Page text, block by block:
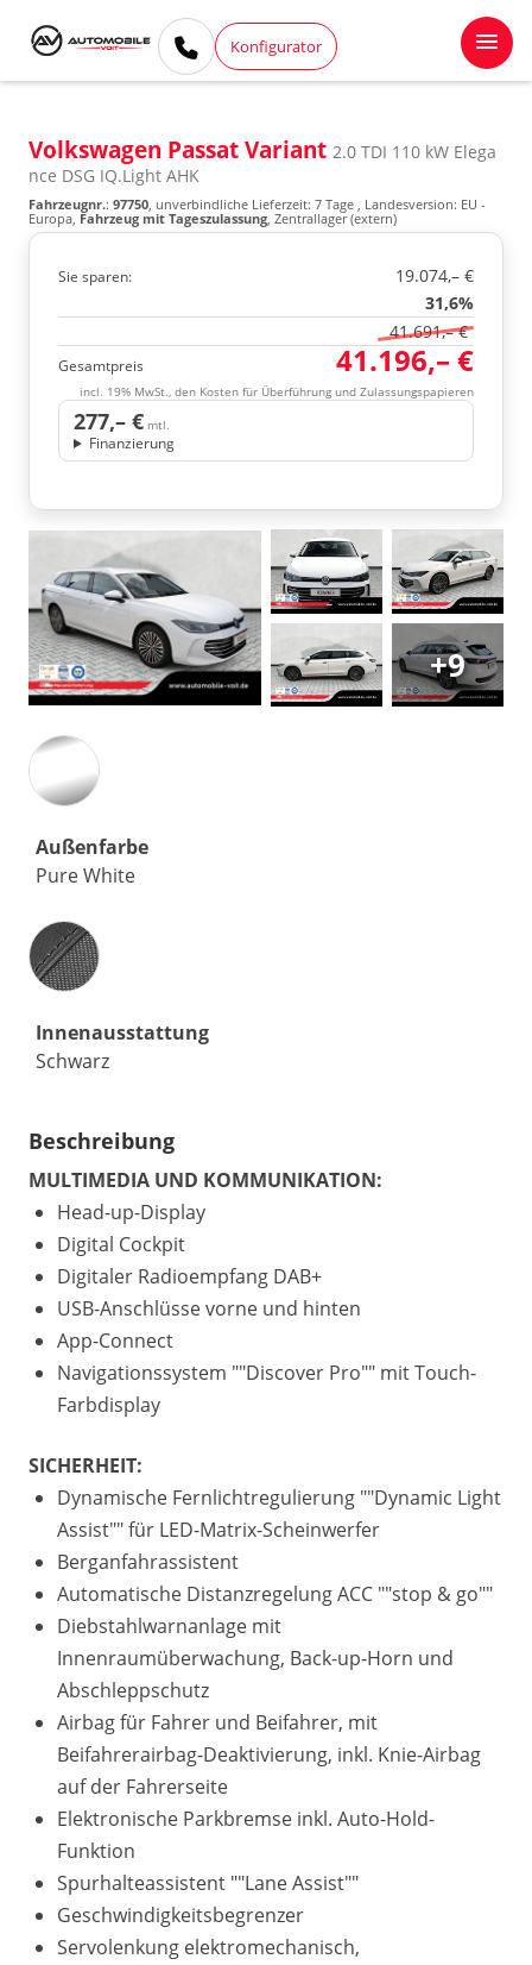
Konfigurator
Volkswagen Passat Variant 2.0 TDI 110 kW Elega
nce DSG IQ.Light AHK
Fahrzeugnr.: 97750, unverbindliche Lieferzeit: 7 Tage , Landesversion: EU -
Europa, Fahrzeug mit Tageszulassung, Zentrallager (extern)
Sie sparen:
19.074,– €
31,6%
41.691,– €
Gesamtpreis 41.196,– €
incl. 19% MwSt., den Kosten für Überführung und Zulassungspapieren
277,– € mtl.
Finanzierung
+9
Außenfarbe
Pure White
Innenausstattung
Innenausstattung
Schwarz
Beschreibung
MULTIMEDIA UND KOMMUNIKATION:
Head-up-Display
Digital Cockpit
Digitaler Radioempfang DAB+
USB-Anschlüsse vorne und hinten
App-Connect
Navigationssystem ""Discover Pro"" mit Touch-
Farbdisplay
SICHERHEIT:
Dynamische Fernlichtregulierung ""Dynamic Light
Assist"" für LED-Matrix-Scheinwerfer
Berganfahrassistent
Automatische Distanzregelung ACC ""stop & go""
Diebstahlwarnanlage mit
Innenraumüberwachung, Back-up-Horn und
Abschleppschutz
Airbag für Fahrer und Beifahrer, mit
Beifahrerairbag-Deaktivierung, inkl. Knie-Airbag
auf der Fahrerseite
Elektronische Parkbremse inkl. Auto-Hold-
Funktion
Spurhalteassistent ""Lane Assist""
Geschwindigkeitsbegrenzer
Servolenkung elektromechanisch,